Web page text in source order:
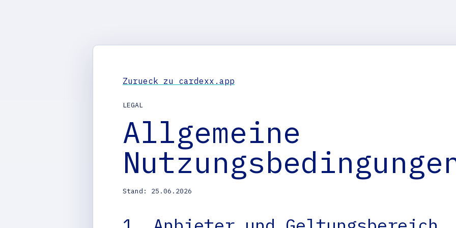
Zurueck zu cardexx.app
LEGAL
Allgemeine
Stand: 25.06.2026